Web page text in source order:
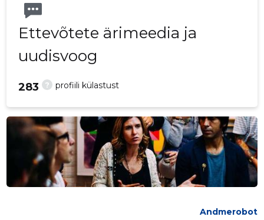
Ettevõtete ärimeedia ja
uudisvoog
? profiili külastust
283
Andmerobot